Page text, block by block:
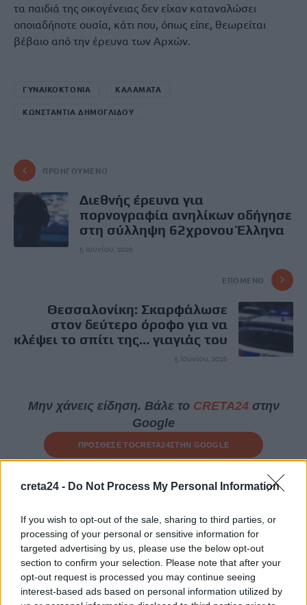
creta24 - Do Not Process My Personal Information
If you wish to opt-out of the sale, sharing to third parties, or
processing of your personal or sensitive information for
targeted advertising by us, please use the below opt-out
section to confirm your selection. Please note that after your
opt-out request is processed you may continue seeing
interest-based ads based on personal information utilized by
τα παιδιά της οικογένειας δεν είχαν καταναλώσει
οποιαδήποτε ουσία, κάτι που, όπως είπε, θεωρείται
βέβαιο από την έρευνα των Αρχών.
ΓΥΝΑΙΚΟΚΤΟΝΙΑ ΚΑΛΑΜΑΤΑ
ΚΩΝΣΤΑΝΤΙΑ ΔΗΜΟΓΛΙΔΟΥ
ΠΡΟΗΓΟΎΜΕΝΟ
Διεθνής έρευνα για
πορνογραφία ανηλίκων οδήγησε
στη σύλληψη 62χρονου Έλληνα
5 Ιουνίου, 2026
ΕΠΌΜΕΝΟ
Θεσσαλονίκη: Σκαρφάλωσε
στον δεύτερο όροφο για να
κλέψει το σπίτι της… γιαγιάς του
5 Ιουνίου, 2026
Μην χάνεις είδηση. Βάλε το CRETA24στην
Google
ΠΡΟΣΘΕΣΕ ΤΟCRETA24ΣΤΗΝ GOOGLE
Θεατρική αφήγηση «Έρευσεν ύδωρ» στο Δημοτικό Σχολείο
Κεφαλά
8 Αυγούστου, 2026
18χρονος έσπασε παγκόσμιο ρεκόρ ως ο νεότερος άνδρας